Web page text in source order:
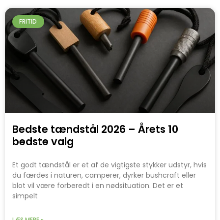
FRITID
Bedste tændstål 2026 – Årets 10
bedste valg
Et godt tændstål er et af de vigtigste stykker udstyr, hvis
du færdes i naturen, camperer, dyrker bushcraft eller
blot vil være forberedt i en nødsituation. Det er et
simpelt